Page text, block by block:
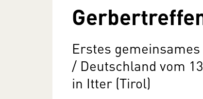
Erstes
/ Deutschland vom
in Itter (Tirol)